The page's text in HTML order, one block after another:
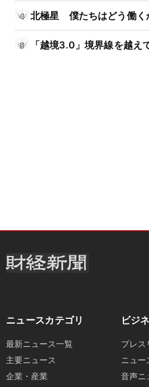
北極星 僕たちはどう働く
「越境3.0」境界線を越え
ニュースカテゴリ
最新ニュース一覧
主要ニュース
企業・産業
ビジ
プレス
ニュー
音声ニ